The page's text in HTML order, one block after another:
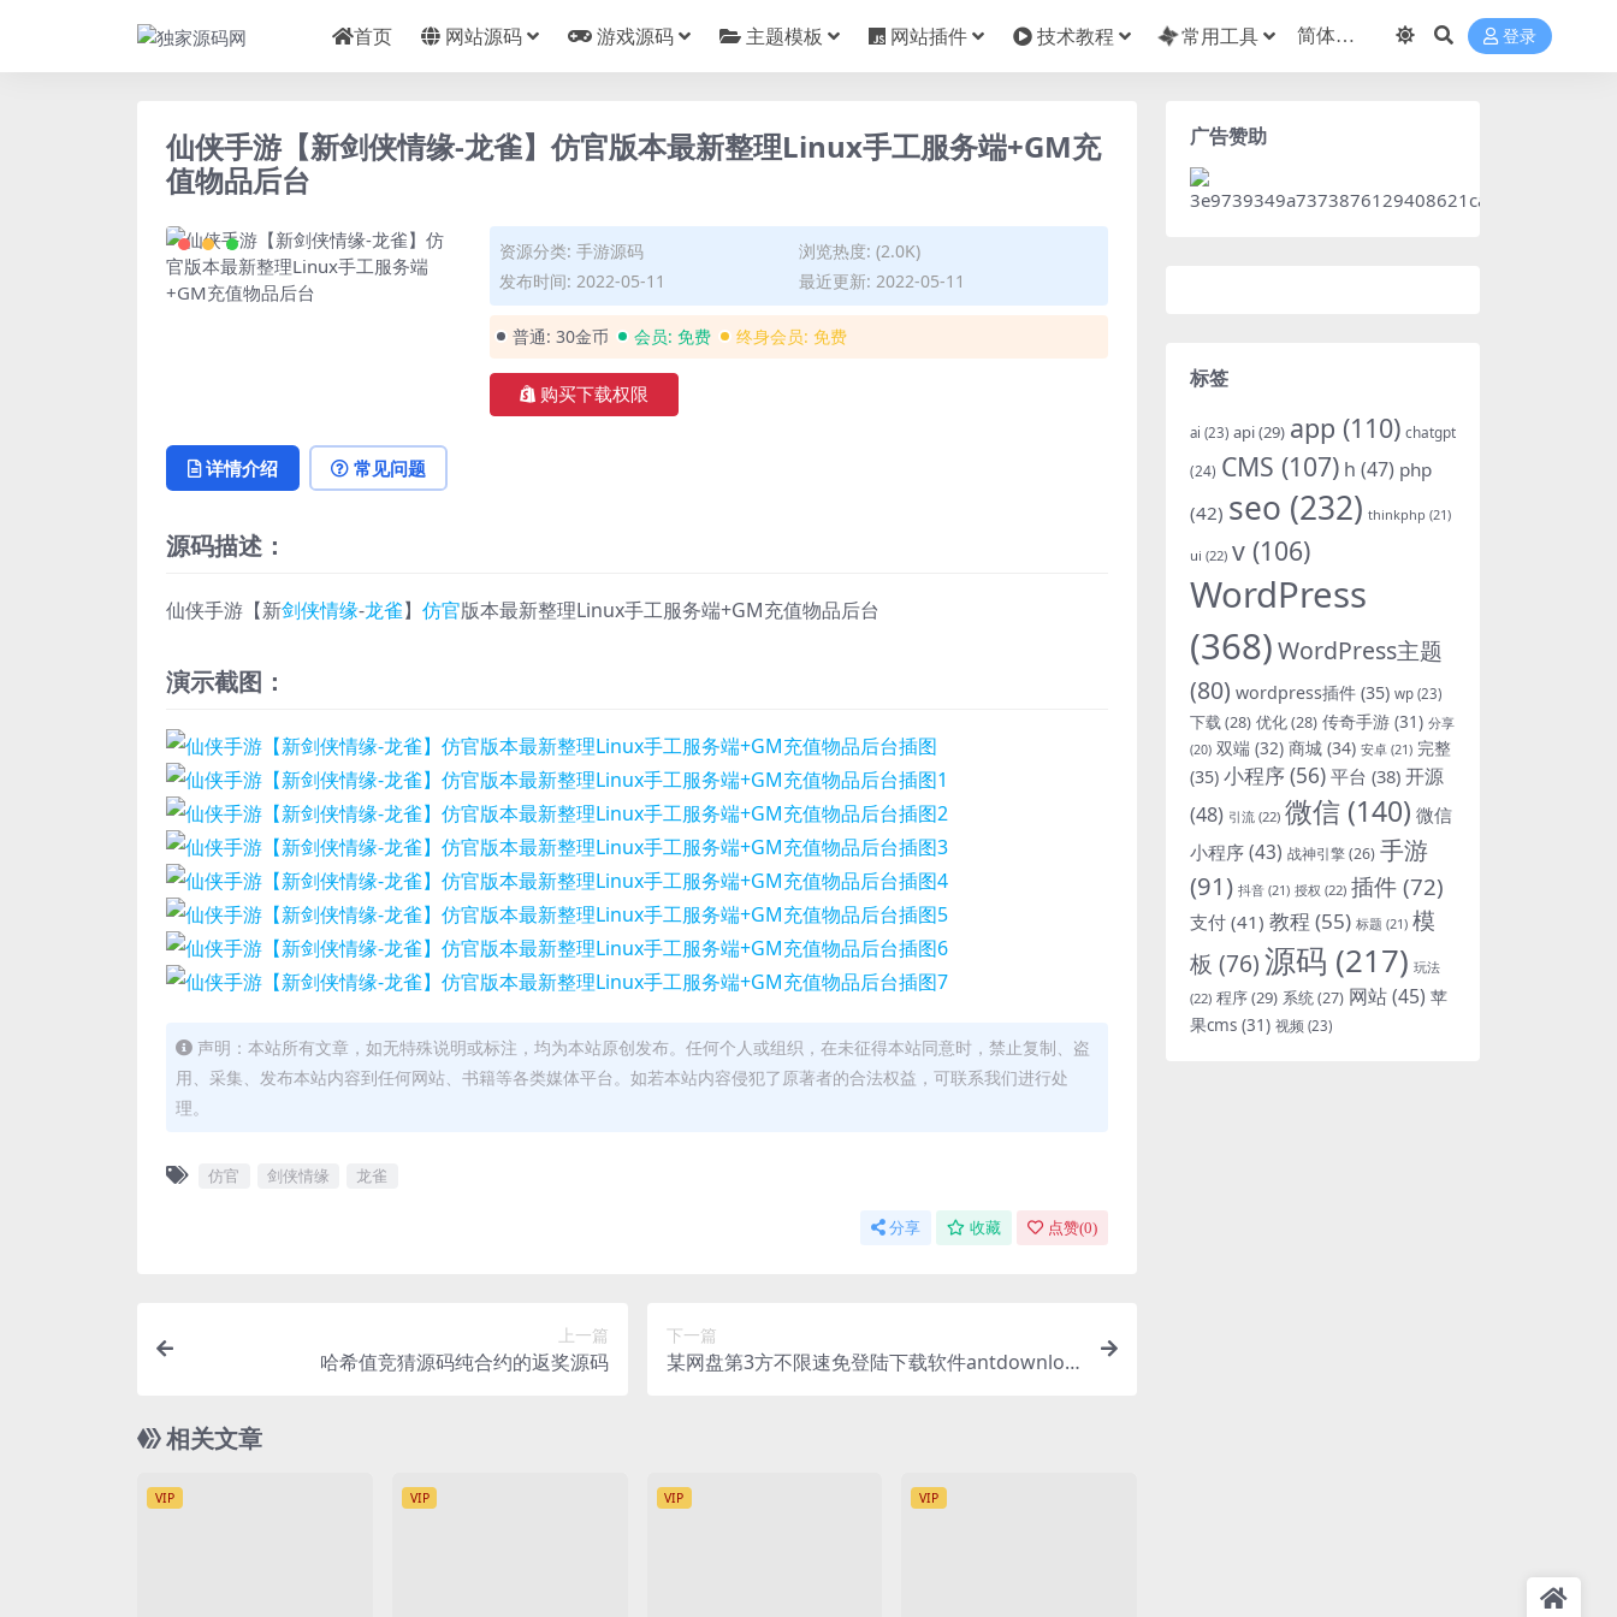
首页 网站源码 游戏源码 主题模板 网站插件 技术教程 常用工具 登录
仙侠手游【新剑侠情缘-龙雀】仿官版本最新整理Linux手工服务端+GM充
值物品后台
资源分类: 手游源码
浏览热度: (2.0K)
发布时间: 2022-05-11
最近更新: 2022-05-11
普通: 30金币 会员: 免费 终身会员: 免费
购买下载权限
详情介绍 常见问题
源码描述：
仙侠手游【新剑侠情缘-龙雀】 仿官版本最新整理Linux手工服务端+GM充值物品后台
演示截图：
声明：本站所有文章，如无特殊说明或标注，均为本站原创发布。任何个人或组织，在未征得本站同意时，禁止复制、盗
用、采集、发布本站内容到任何网站、书籍等各类媒体平台。如若本站内容侵犯了原著者的合法权益，可联系我们进行处
理。
仿官 剑侠情缘 龙雀
分享 收藏 点赞(0)
上一篇
哈希值竞猜源码纯合约的返奖源码
下一篇
某网盘第3方不限速免登陆下载软件antdownloa
相关文章
VIP VIP VIP VIP
广告赞助
标签
ai (23) api(29) app (110) chatgpt
(24) CMS (107) h (47) php
(42) seo (232) thinkphp (21)
ui (22) v (106)
WordPress
(368)WordPress主题
(80) wordpress插件 (35) wp (23)
下载(28) 优化(28) 传奇手游 (31) 分享
(20) 双端 (32) 商城 (34) 安卓 (21) 完整
(35) 小程序(56) 平台 (38) 开源
(48) 引流 (22) 微信 (140) 微信
小程序(43) 战神引擎(26) 手游
(91) 抖音 (21) 授权 (22) 插件 (72)
支付 (41) 教程 (55) 标题 (21) 模
板 (76)源码 (217) 玩法
(22) 程序(29) 系统(27) 网站(45) 苹
果cms (31) 视频 (23)